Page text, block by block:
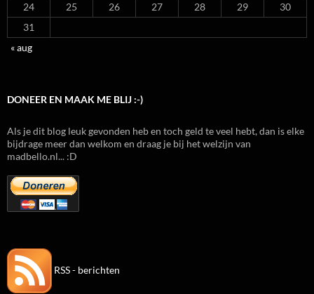
24
25 26 27 28 29
30
31
« aug
DONEER EN MAAK ME BLIJ :-)
Als je dit blog leuk gevonden heb en toch geld te veel hebt, dan is elke
bijdrage meer dan welkom en draag je bij het welzijn van
madbello.nl... :D
RSS - berichten